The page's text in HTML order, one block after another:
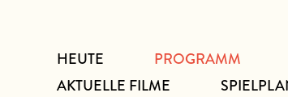
HEUTE
PROGRAMM
AKTUELLE FILME